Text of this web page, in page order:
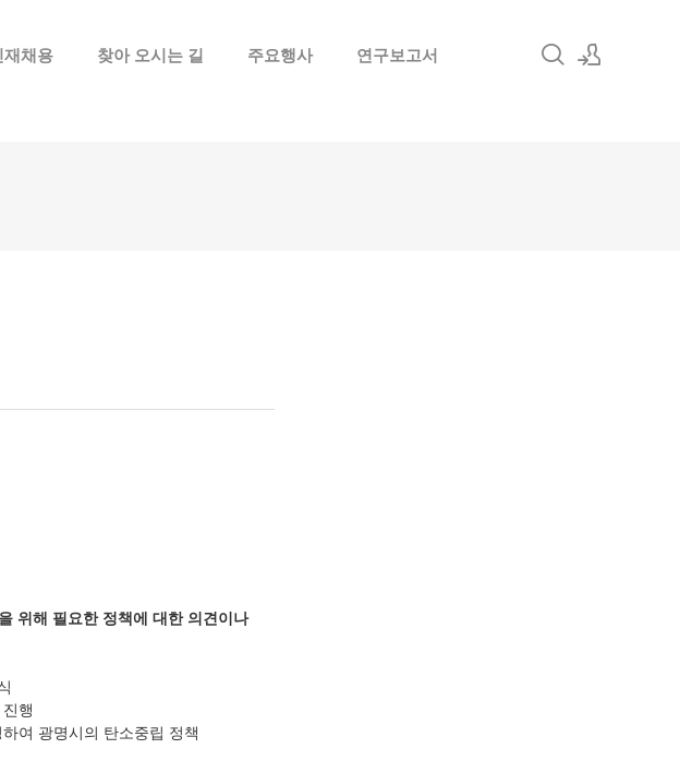
재채용 찾아 오시는 길 주요행사 연구보고서
위해 필요한 정책에 대한 의견이나
행
여 광명시의 탄소중립 정책